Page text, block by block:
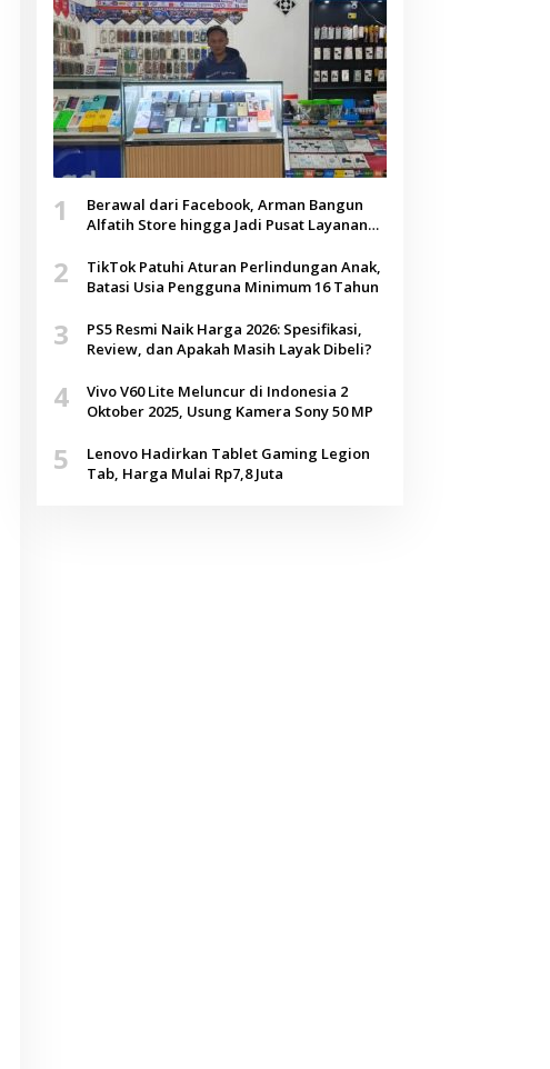
1
Berawal dari Facebook, Arman Bangun
Alfatih Store hingga Jadi Pusat Layanan
2
TikTok Patuhi Aturan Perlindungan Anak,
Batasi Usia Pengguna Minimum 16 Tahun
3
PS5 Resmi Naik Harga 2026: Spesifikasi,
Review, dan Apakah Masih Layak Dibeli?
4
Vivo V60 Lite Meluncur di Indonesia 2
Oktober 2025, Usung Kamera Sony 50 MP
5
Lenovo Hadirkan Tablet Gaming Legion
Tab, Harga Mulai Rp7,8 Juta